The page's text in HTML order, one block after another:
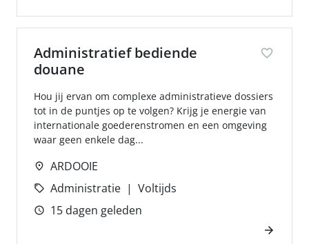
Administratief bediende
douane
Hou jij ervan om complexe administratieve dossiers
tot in de puntjes op te volgen? Krijg je energie van
internationale goederenstromen en een omgeving
waar geen enkele dag...
ARDOOIE
Administratie
Voltijds
15 dagen geleden